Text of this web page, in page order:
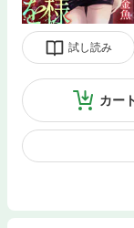
試し読み
カー